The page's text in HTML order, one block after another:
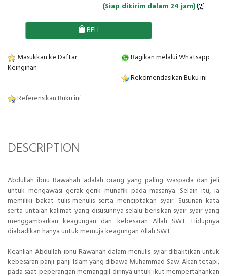
(Siap dikirim dalam 24 jam)
BELI
Masukkan ke Daftar
Keinginan
Bagikan melalui Whatsapp
Rekomendasikan Buku ini
Referensikan Buku ini
DESCRIPTION
Abdullah ibnu Rawahah adalah orang yang paling waspada dan jeli
untuk mengawasi gerak-gerik munafik pada masanya. Selain itu, ia
memiliki bakat tulis-menulis serta menciptakan syair. Susunan kata
serta untaian kalimat yang disusunnya selalu berisikan syair-syair yang
menggambarkan keagungan dan kebesaran Allah SWT. Hidupnya
diabadikan hanya untuk memuja keagungan Allah SWT.
Keahlian Abdullah ibnu Rawahah dalam menulis syiar dibaktikan untuk
kebesaran panji-panji Islam yang dibawa Muhammad Saw. Akan tetapi,
pada saat peperangan memanggil dirinya untuk ikut mempertahankan